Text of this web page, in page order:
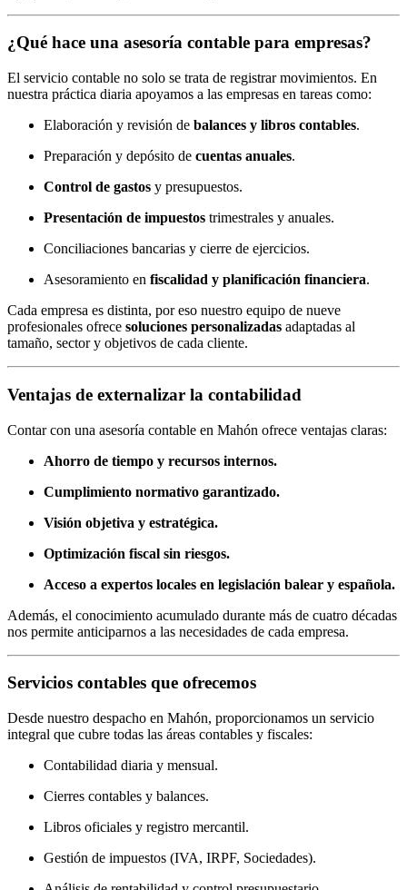
¿Qué hace una asesoría contable para empresas?
El servicio contable no solo se trata de registrar movimientos. En
nuestra práctica diaria apoyamos a las empresas en tareas como:
Elaboración y revisión de balances y libros contables.
Preparación y depósito de cuentas anuales.
Control de gastos y presupuestos.
Presentación de impuestos trimestrales y anuales.
Conciliaciones bancarias y cierre de ejercicios.
Asesoramiento en fiscalidad y planificación financiera.
Cada empresa es distinta, por eso nuestro equipo de nueve
profesionales ofrece soluciones personalizadas adaptadas al
tamaño, sector y objetivos de cada cliente.
Ventajas de externalizar la contabilidad
Contar con una asesoría contable en Mahón ofrece ventajas claras:
Ahorro de tiempo y recursos internos.
Cumplimiento normativo garantizado.
Visión objetiva y estratégica.
Optimización fiscal sin riesgos.
Acceso a expertos locales en legislación balear y española.
Además, el conocimiento acumulado durante más de cuatro décadas
nos permite anticiparnos a las necesidades de cada empresa.
Servicios contables que ofrecemos
Desde nuestro despacho en Mahón, proporcionamos un servicio
integral que cubre todas las áreas contables y fiscales:
Contabilidad diaria y mensual.
Cierres contables y balances.
Libros oficiales y registro mercantil.
Gestión de impuestos (IVA, IRPF, Sociedades).